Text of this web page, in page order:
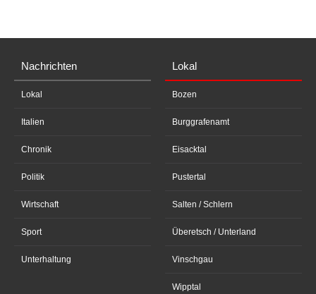
Nachrichten
Lokal
Italien
Chronik
Politik
Wirtschaft
Sport
Unterhaltung
Lokal
Bozen
Burggrafenamt
Eisacktal
Pustertal
Salten / Schlern
Überetsch / Unterland
Vinschgau
Wipptal